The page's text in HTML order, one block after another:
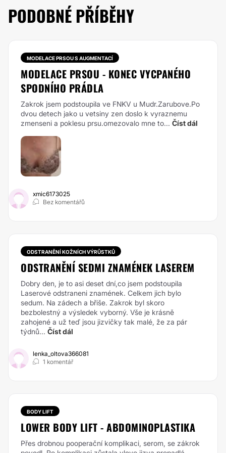
PODOBNÉ PŘÍBĚHY
MODELACE PRSOU S AUGMENTACÍ
MODELACE PRSOU - KONEC VYCPANÉHO
SPODNÍHO PRÁDLA
Zakrok jsem podstoupila ve FNKV u Mudr.Zarubove.Po
dvou detech jako u vetsiny zen doslo k vyraznemu
zmenseni a poklesu prsu.omezovalo mne to... Číst dál
xmic6173025
Bez komentářů
ODSTRANĚNÍ KOŽNÍCH VÝRŮSTKŮ
ODSTRANĚNÍ SEDMI ZNAMÉNEK LASEREM
Dobry den, je to asi deset dní,co jsem podstoupila
Laserové odstraneni znamének. Celkem jich bylo
sedum. Na zádech a břiše. Zakrok byl skoro
bezbolestný a výsledek vyborný. Vše je krásně
zahojené a už teď jsou jizvičky tak malé, že za pár
týdnů... Číst dál
lenka_oltova366081
1 komentář
BODY LIFT
LOWER BODY LIFT - ABDOMINOPLASTIKA
Přes drobnou pooperační komplikaci, serom, se zákrok